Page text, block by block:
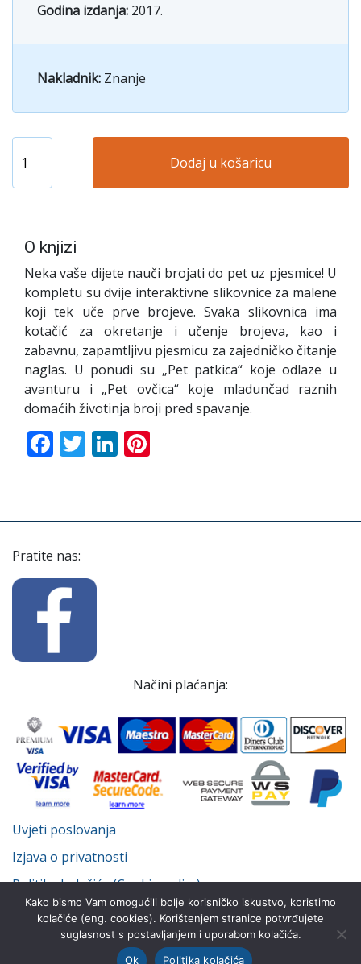
Godina izdanja: 2017.
Nakladnik: Znanje
Dodaj u košaricu
O knjizi
Neka vaše dijete nauči brojati do pet uz pjesmice! U
kompletu su dvije interaktivne slikovnice za malene
koji tek uče prve brojeve. Svaka slikovnica ima
kotačić za okretanje i učenje brojeva, kao i
zabavnu, zapamtljivu pjesmicu za zajedničko čitanje
naglas. U ponudi su „Pet patkica“ koje odlaze u
avanturu i „Pet ovčica“ koje mladunčad raznih
domaćih životinja broji pred spavanje.
Facebook
TwitterLinkedIn
Pratite nas:
Načini plaćanja:
Uvjeti poslovanja
Izjava o privatnosti
Politika kolačića (Cookie policy)
© Despot Infinitus d.o.o. 2022.-2026. Sva prava pridržana.
Kako bismo Vam omogućili bolje korisničko iskustvo, koristimo
kolačiće (eng. cookies). Korištenjem stranice potvrđujete
suglasnost s postavljanjem i uporabom kolačića.
Ok
Politika kolačića